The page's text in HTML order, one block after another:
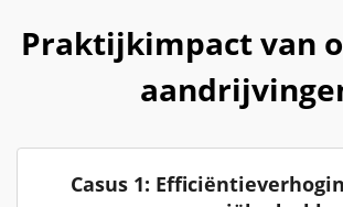
Praktijkimpact van
Casus 1: